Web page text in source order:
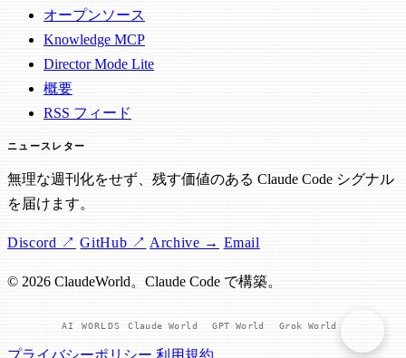
オープンソース
Knowledge MCP
Director Mode Lite
概要
RSS フィード
ニュースレター
無理な週刊化をせず、残す価値のある Claude Code シグナル
を届けます。
Discord ↗ GitHub ↗ Archive → Email
© 2026 ClaudeWorld。Claude Code で構築。
AI WORLDS Claude World GPT World Grok World
プライバシーポリシー 利用規約